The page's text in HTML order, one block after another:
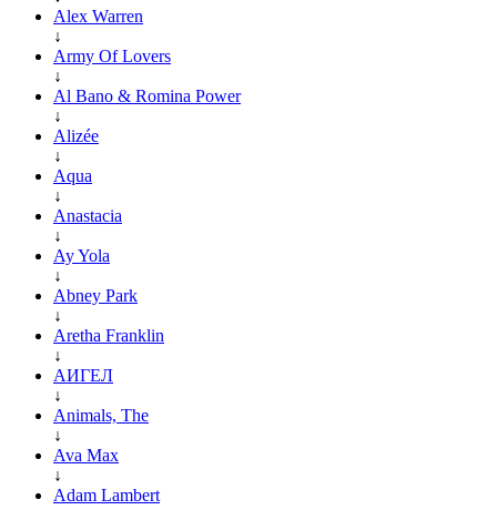
Alex Warren
↓
Army Of Lovers
↓
Al Bano & Romina Power
↓
Alizée
↓
Aqua
↓
Anastacia
↓
Ay Yola
↓
Abney Park
↓
Aretha Franklin
↓
АИГЕЛ
↓
Animals, The
↓
Ava Max
↓
Adam Lambert